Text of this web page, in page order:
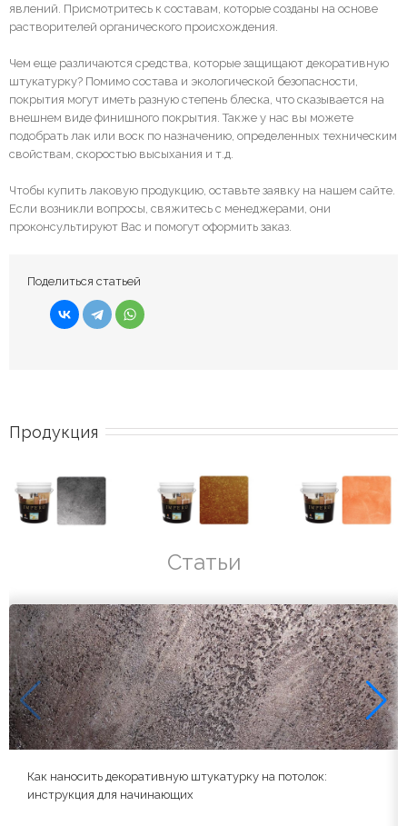
явлений. Присмотритесь к составам, которые созданы на основе
растворителей органического происхождения.
Чем еще различаются средства, которые защищают декоративную
штукатурку? Помимо состава и экологической безопасности,
покрытия могут иметь разную степень блеска, что сказывается на
внешнем виде финишного покрытия. Также у нас вы можете
подобрать лак или воск по назначению, определенных техническим
свойствам, скоростью высыхания и т.д.
Чтобы купить лаковую продукцию, оставьте заявку на нашем сайте.
Если возникли вопросы, свяжитесь с менеджерами, они
проконсультируют Вас и помогут оформить заказ.
Поделиться статьей
Продукция
Статьи
Как наносить декоративную штукатурку на потолок:
инструкция для начинающих